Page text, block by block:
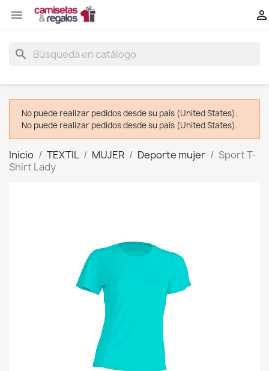
 
search
No puede realizar pedidos desde su país (United States).
No puede realizar pedidos desde su país (United States).
Inicio TEXTIL MUJER Deporte mujer
Sport T-
Shirt Lady